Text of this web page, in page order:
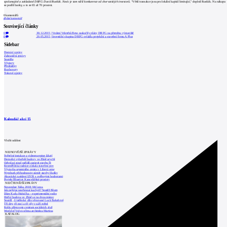
spolumajitel a zakladatel DRFG David Rusňák. Navíc je tam nižší konkurence od chorvatských investorů. "Větší transakce jsou pro lokální kapitál limitující," doplnil Rusňák. Na nákupu
se podílí banky, a to ze 65 až 70 procent.
0komentářů
přidat komentář
Související články
0 30.12.2015 |Vedení Veletrhů Brno zaskočily plány DRFG na přeměnu výstaviště
0
20.05.2015 |Investiční skupina DRFG ovládla projekční a stavební firmu A Plus
Sidebar
Domácí zprávy
Zahraniční zprávy
Soutěže
Výstavy
Přednášky
Rozhovory
Tiskové zprávy
Kalendář akcí 15
Vložit událost
NEJNOVĚJŠÍ ZPRÁVY
Světelné instalace a videomapping lákají
Demolici vyhořelé budovy ve Zlíně urychl
Odvolací soud nařídil zastavit stavbu Tr
Kroměřížská radnice získala stavební pov
Výstavba urgentního centra v Liberci ome
Nymburk přehodnocuje záměr stavby školky
Akustické zasklení IZOS s ověřenými hodnotami
Projekt Blueriot: Kancelářské prostory
NEJČTENĚJŠÍ ZPRÁVY
November Talks 2018: M.Corea
Jak nejlépe navrhnout kuchyň? Soutěž Blum
Dům Karla Hubáčka – experimentální rodin
Hořící budova ve Zlíně se na dvou místec
Soutěž „Umělecké dílo věnované Lucii Bakešové
Tři dny, tři noci a tři vily v záři světel
Kolín připravuje centrum sociálních služ
World of Volvo očima architekta Martina
KATALOG